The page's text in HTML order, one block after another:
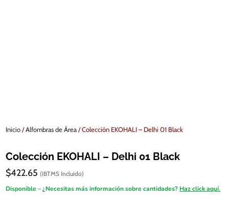
Inicio/Alfombras de Área/ Colección EKOHALI – Delhi 01 Black
Colección EKOHALI – Delhi 01 Black
$422.65 (IBTMS Incluido)
Disponible – ¿Necesitas más información sobre cantidades? Haz click aquí.